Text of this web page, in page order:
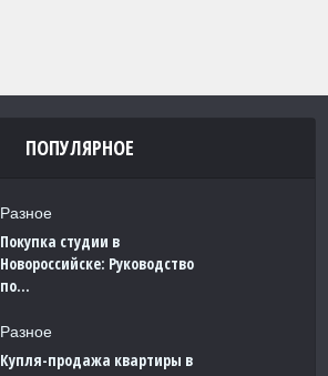
ПОПУЛЯРНОЕ
Разное
Покупка студии в
Новороссийске: Руководство
по...
Разное
Купля-продажа квартиры в